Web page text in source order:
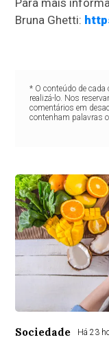
Bruna Ghetti:
* O conteúdo de cada
realizá-lo. Nos
comentários em
contenham palavras
Sociedade Há 23